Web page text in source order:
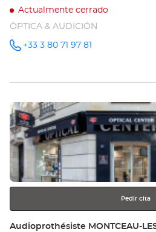
Actualmente cerrado
ÓPTICA & AUDICIÓN
número
+33 3 80 71 97 81
Pulse
ENTER
para
obtener
más
información
Pedir cita
Tienda:
Audioprothésiste MONTCEAU-